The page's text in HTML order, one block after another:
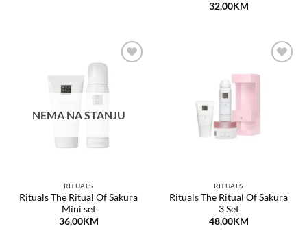
32,00KM
NEMA NA STANJU
RITUALS
Rituals The Ritual Of Sakura
Mini set
36,00KM
RITUALS
Rituals The Ritual Of Sakura
3 Set
48,00KM